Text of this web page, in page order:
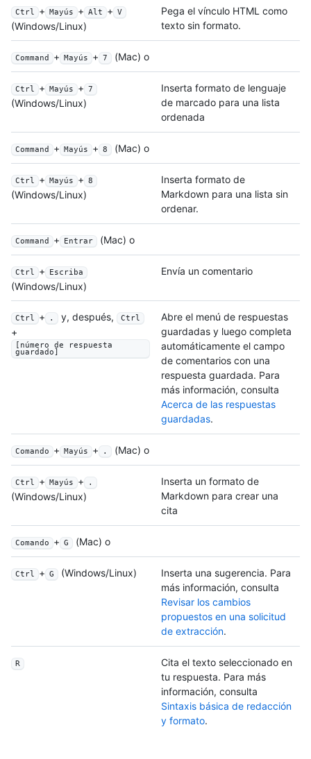
Ctrl + Mayús + Alt + V
(Windows/Linux)
Pega el vínculo HTML como
texto sin formato.
Command + Mayús + 7 (Mac) o
Ctrl + Mayús + 7
(Windows/Linux)
Inserta formato de lenguaje
de marcado para una lista
ordenada
Command + Mayús + 8 (Mac) o
Ctrl + Mayús + 8
(Windows/Linux)
Inserta formato de
Markdown para una lista sin
ordenar.
Command + Entrar (Mac) o
Ctrl + Escriba
(Windows/Linux)
Envía un comentario
Ctrl + . y, después, Ctrl
+
[número de respuesta
guardado]
Abre el menú de respuestas
guardadas y luego completa
automáticamente el campo
de comentarios con una
respuesta guardada. Para
más información, consulta
Acerca de las respuestas
guardadas.
Comando + Mayús + . (Mac) o
Ctrl + Mayús + .
(Windows/Linux)
Inserta un formato de
Markdown para crear una
cita
Comando + G (Mac) o
Ctrl + G (Windows/Linux)
Inserta una sugerencia. Para
más información, consulta
Revisar los cambios
propuestos en una solicitud
de extracción.
R
Cita el texto seleccionado en
tu respuesta. Para más
información, consulta
Sintaxis básica de redacción
y formato.